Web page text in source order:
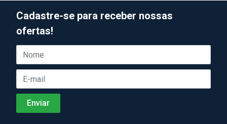
Cadastre-se para receber nossas
ofertas!